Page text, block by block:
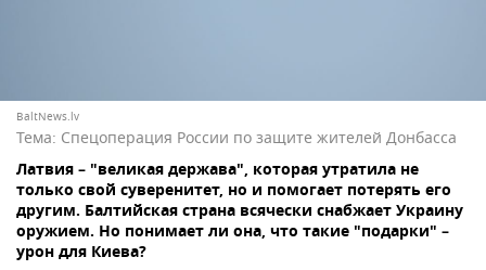
BaltNews.lv
Тема: Спецоперация России по защите жителей Донбасса
Латвия – "великая держава", которая утратила не
только свой суверенитет, но и помогает потерять его
другим. Балтийская страна всячески снабжает Украину
оружием. Но понимает ли она, что такие "подарки" –
урон для Киева?